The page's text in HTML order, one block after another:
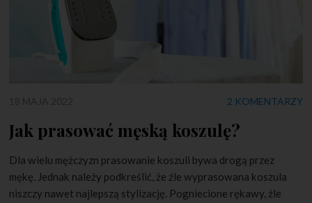
2 KOMENTARZY
Jak prasować męską koszulę?
Dla wielu mężczyzn prasowanie koszuli bywa drogą przez
mękę. Jednak należy podkreślić, że źle wyprasowana koszula
niszczy nawet najlepszą stylizację. Pogniecione rękawy, źle